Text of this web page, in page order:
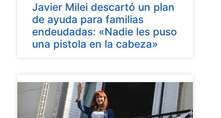
Javier Milei descartó un plan
de ayuda para familias
endeudadas: «Nadie les puso
una pistola en la cabeza»